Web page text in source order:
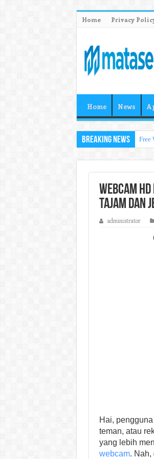
Home Privacy
Home News
Breaking News Free
Webcam
Tajam dan
administrator
Hai,
teman, atau
yang lebih
webcam. Nah,